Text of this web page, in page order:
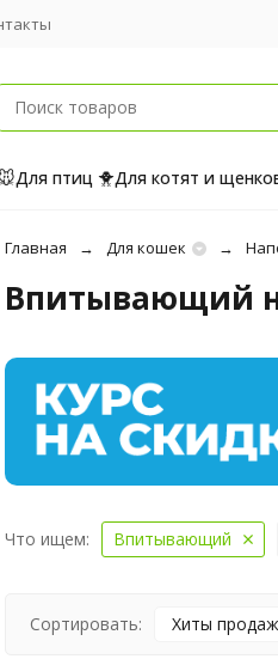
Для птиц 🐥Для котят и
Главная Для кошек
Впитывающий
Что ищем: Впитывающий
Сортировать: Хиты продаж